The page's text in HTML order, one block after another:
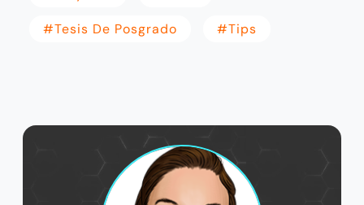
#tesis De Posgrado #tips